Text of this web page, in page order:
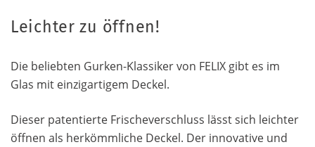
Leichter zu öffnen!
Die beliebten Gurken-Klassiker von FELIX gibt es im
Glas mit einzigartigem Deckel.
Dieser patentierte Frischeverschluss lässt sich leichter
öffnen als herkömmliche Deckel. Der innovative und